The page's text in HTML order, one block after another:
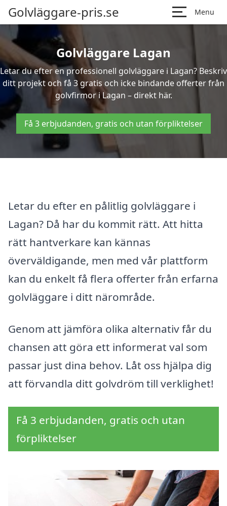
Golvläggare-pris.se Menu
Golvläggare Lagan
Letar du efter en professionell golvläggare i Lagan? Beskriv
ditt projekt och få 3 gratis och icke bindande offerter från
golvfirmor i Lagan – direkt här.
Få 3 erbjudanden, gratis och utan förpliktelser
Letar du efter en pålitlig golvläggare i
Lagan? Då har du kommit rätt. Att hitta
rätt hantverkare kan kännas
överväldigande, men med vår plattform
kan du enkelt få flera offerter från erfarna
golvläggare i ditt närområde.
Genom att jämföra olika alternativ får du
chansen att göra ett informerat val som
passar just dina behov. Låt oss hjälpa dig
att förvandla ditt golvdröm till verklighet!
Få 3 erbjudanden, gratis och utan
förpliktelser